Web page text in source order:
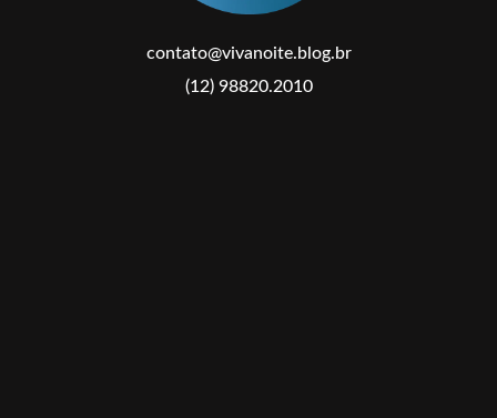
contato@vivanoite.blog.br
(12) 98820.2010